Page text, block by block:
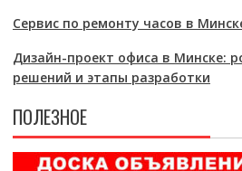
Сервис по ремонту часов в
Дизайн-проект офиса в Минске:
решений и этапы разработки
ПОЛЕЗНОЕ